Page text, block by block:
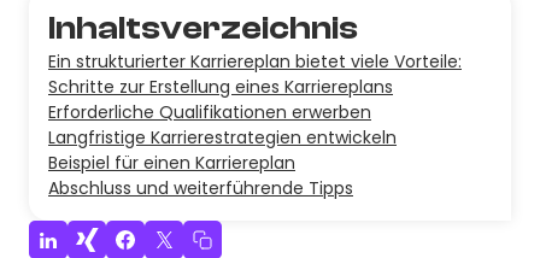
Inhaltsverzeichnis
Ein strukturierter Karriereplan bietet viele Vorteile:
Schritte zur Erstellung eines Karriereplans
Erforderliche Qualifikationen erwerben
Langfristige Karrierestrategien entwickeln
Beispiel für einen Karriereplan
Abschluss und weiterführende Tipps